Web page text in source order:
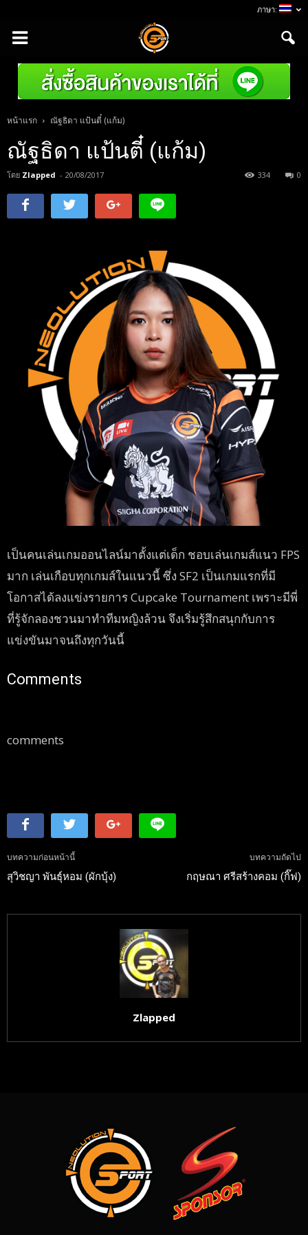
ภาษา:
หน้าแรก ณัฐธิดา แป้นตี๋ (แก้ม)
ณัฐธิดา แป้นตี๋ (แก้ม)
โดย Zlapped - 20/08/2017 0
334
เป็นคนเล่นเกมออนไลน์มาตั้งแต่เด็ก ชอบเล่นเกมส์แนว FPS
มาก เล่นเกือบทุกเกมส์ในแนวนี้ ซึ่ง SF2 เป็นเกมแรกที่มี
โอกาสได้ลงแข่งรายการ Cupcake Tournament เพราะมีพี่
ที่รู้จักลองชวนมาทำทีมหญิงล้วน จึงเริ่มรู้สึกสนุกกับการ
แข่งขันมาจนถึงทุกวันนี้
Comments
comments
บทความก่อนหน้านี้
สุวิชญา พันธุ์หอม (ผักบุ้ง)
บทความถัดไป
กฤษณา ศรีสร้างคอม (กิ๊ฟ)
Zlapped